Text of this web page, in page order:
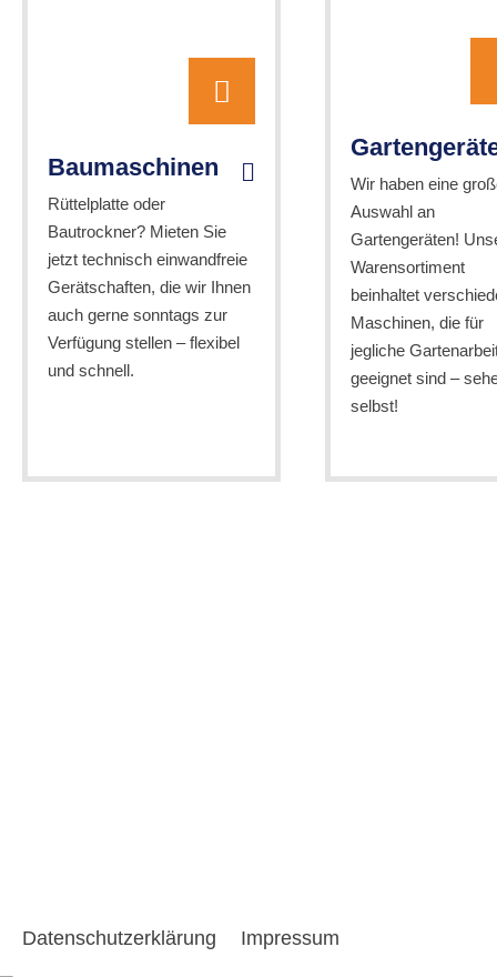
Baumaschinen
Rüttelplatte oder
Bautrockner? Mieten Sie
jetzt technisch einwandfreie
Gerätschaften, die wir Ihnen
auch gerne sonntags zur
Verfügung stellen – flexibel
und schnell.
Wir haben eine
Auswahl an
Gartengeräten!
Warensortiment
beinhaltet
Maschinen, die für
jegliche
geeignet sind –
selbst!
Datenschutzerklärung Impressum